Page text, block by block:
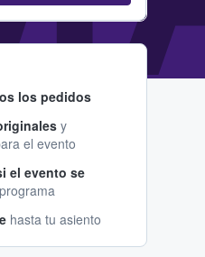
los pedidos
y
el evento
el evento se
hasta tu asiento